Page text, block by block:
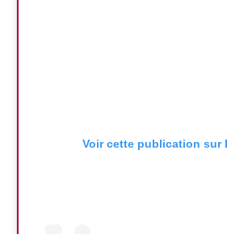
Voir cette publication sur